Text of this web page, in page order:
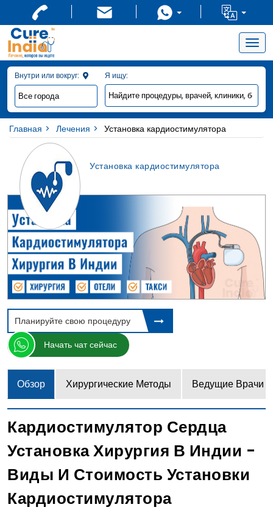
Внутри или вокруг:
Я ищу:
Главная Лечения Установка кардиостимулятора
Установка кардиостимулятора
Планируйте свою процедуру
Начать чат сейчас
Обзор Хирургические Методы Ведущие Врачи
Кардиостимулятор Сердца
Установка Хирургия В Индии -
Виды И Стоимость Установки
Кардиостимулятора